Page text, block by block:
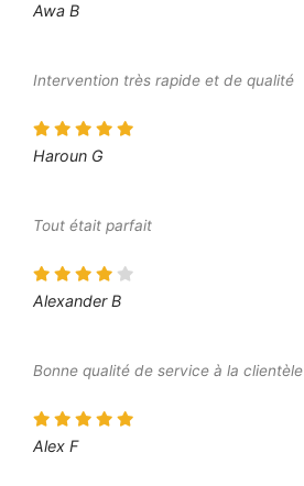
Awa B
Intervention très rapide et de qualité
Haroun G
Tout était parfait
Alexander B
Bonne qualité de service à la clientèle
Alex F